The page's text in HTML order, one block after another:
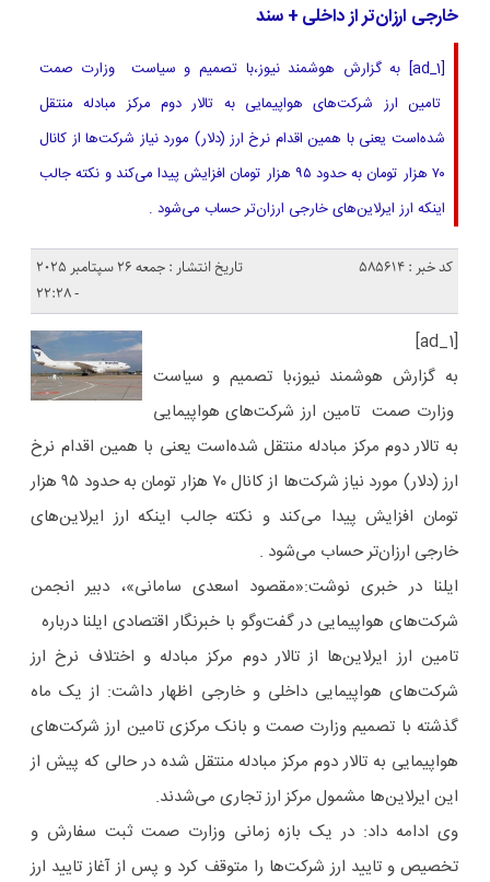
خارجی ارزان‌تر از داخلی + سند
[ad_1] به گزارش هوشمند نیوز،با تصمیم و سیاست وزارت صمت
تامین ارز شرکت‌های هواپیمایی به تالار دوم مرکز مبادله منتقل
شده‌است یعنی با همین اقدام نرخ ارز (دلار) مورد نیاز شرکت‌ها از کانال
٧٠ هزار تومان به حدود ٩۵ هزار تومان افزایش پیدا می‌کند و نکته جالب
اینکه ارز ایرلاین‌های خارجی ارزان‌تر حساب می‌شود .
کد خبر : 585614
تاریخ انتشار : جمعه 26 سپتامبر 2025
- 22:28
[ad_1]
به گزارش هوشمند نیوز،با تصمیم و سیاست
وزارت صمت تامین ارز شرکت‌های هواپیمایی
به تالار دوم مرکز مبادله منتقل شده‌است یعنی با همین اقدام نرخ
ارز (دلار) مورد نیاز شرکت‌ها از کانال ٧٠ هزار تومان به حدود ٩۵ هزار
تومان افزایش پیدا می‌کند و نکته جالب اینکه ارز ایرلاین‌های
خارجی ارزان‌تر حساب می‌شود .
ایلنا در خبری نوشت:«مقصود اسعدی سامانی»، دبیر انجمن
شرکت‌های هواپیمایی در گفت‌وگو با خبرنگار اقتصادی ایلنا درباره
تامین ارز ایرلاین‌ها از تالار دوم مرکز مبادله و اختلاف نرخ ارز
شرکت‌های هواپیمایی داخلی و خارجی اظهار داشت: از یک ماه
گذشته با تصمیم وزارت صمت و بانک مرکزی تامین ارز شرکت‌های
هواپیمایی به تالار دوم مرکز مبادله منتقل شده در حالی که پیش از
این ایرلاین‌ها مشمول مرکز ارز تجاری می‌شدند.
وی ادامه داد: در یک بازه زمانی وزارت صمت ثبت سفارش و
تخصیص و تایید ارز شرکت‌ها را متوقف کرد و پس از آغاز تایید ارز